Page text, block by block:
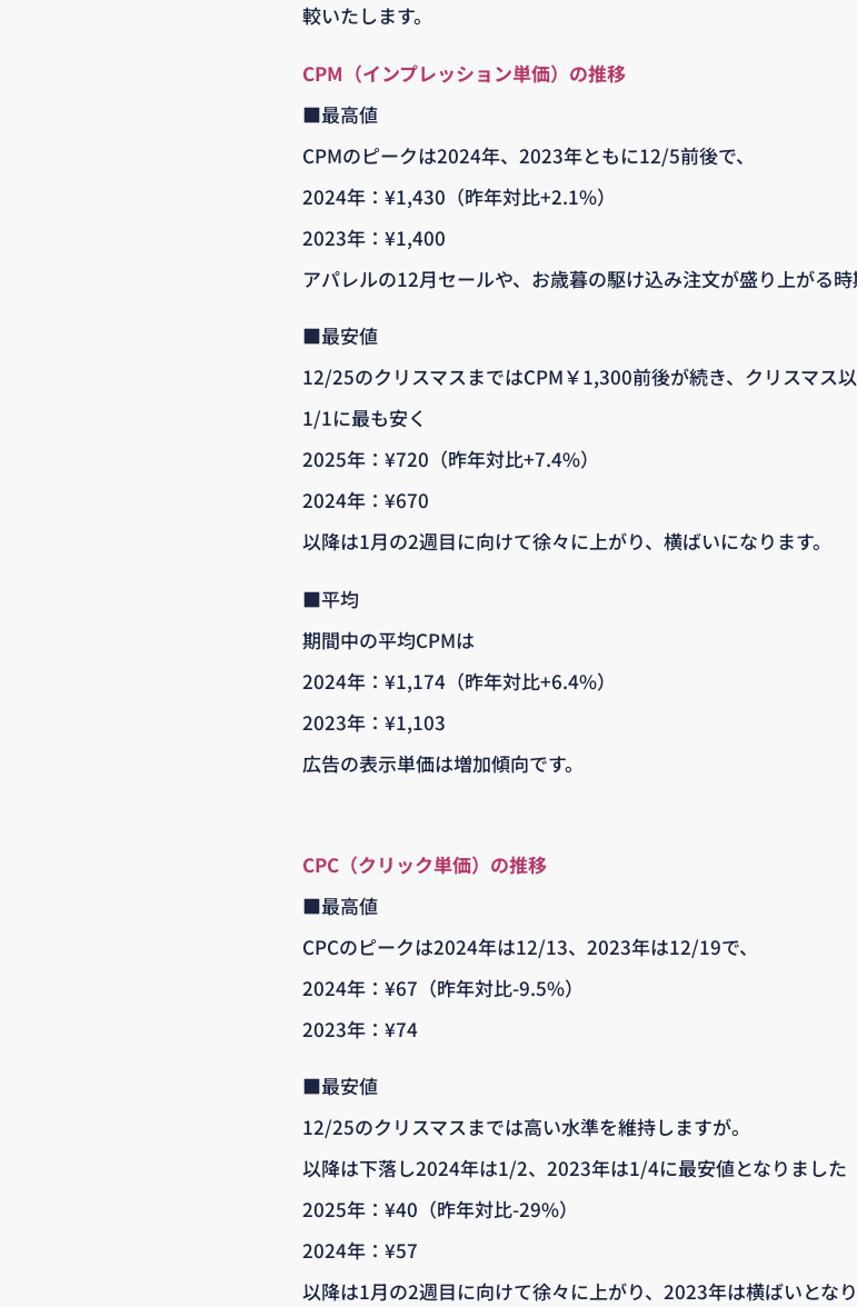
較いたします。
CPM（インプレッション単価）の推移
■最高値
CPMのピークは2024年、2023年ともに12/5前後で、
2024年：¥1,430（昨年対比+2.1%）
2023年：¥1,400
アパレルの12月セールや、お歳暮の駆け込み注文が盛り上がる時
■最安値
12/25のクリスマスまではCPM￥1,300前後が続き、クリスマス以
1/1に最も安く
2025年：¥720（昨年対比+7.4%）
2024年：¥670
以降は1月の2週目に向けて徐々に上がり、横ばいになります。
■平均
期間中の平均CPMは
2024年：¥1,174（昨年対比+6.4%）
2023年：¥1,103
広告の表示単価は増加傾向です。
CPC（クリック単価）の推移
■最高値
CPCのピークは2024年は12/13、2023年は12/19で、
2024年：¥67（昨年対比-9.5%）
2023年：¥74
■最安値
12/25のクリスマスまでは高い水準を維持しますが。
以降は下落し2024年は1/2、2023年は1/4に最安値となりました
2025年：¥40（昨年対比-29%）
2024年：¥57
以降は1月の2週目に向けて徐々に上がり、2023年は横ばいとなり